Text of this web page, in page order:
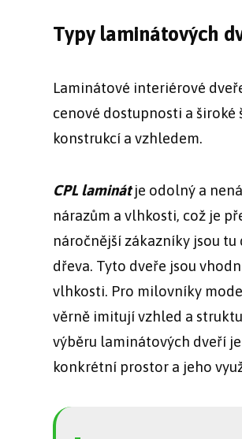
Typy laminátových
Laminátové interiérové
cenové dostupnosti a
konstrukcí a vzhledem.
CPL laminátje odolný a
nárazům a vlhkosti, což je
náročnější zákazníky jsou tu
dřeva. Tyto dveře jsou
vlhkosti. Pro milovníky
věrně imitují vzhled a
výběru laminátových dveří
konkrétní prostor a jeho